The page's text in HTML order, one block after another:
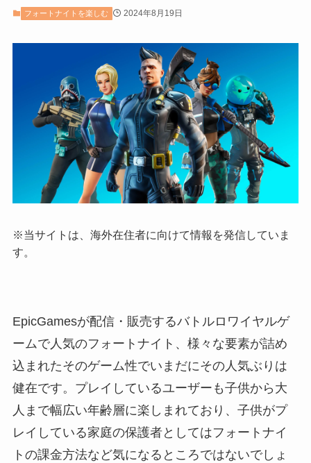
フォートナイトを楽しむ 2024年8月19日
※当サイトは、海外在住者に向けて情報を発信していま
す。
EpicGamesが配信・販売するバトルロワイヤルゲ
ームで人気のフォートナイト、様々な要素が詰め
込まれたそのゲーム性でいまだにその人気ぶりは
健在です。プレイしているユーザーも子供から大
人まで幅広い年齢層に楽しまれており、子供がプ
レイしている家庭の保護者としてはフォートナイ
トの課金方法など気になるところではないでしょ